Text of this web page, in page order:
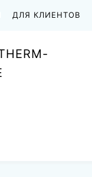
ДЛЯ КЛИЕНТОВ